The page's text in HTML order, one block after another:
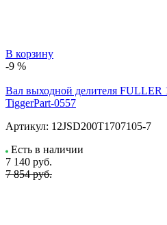
В корзину
-9 %
Вал выходной делителя FULLER
TiggerPart-0557
Артикул: 12JSD200T1707105-7
Есть в наличии
7 140 руб.
7 854 руб.